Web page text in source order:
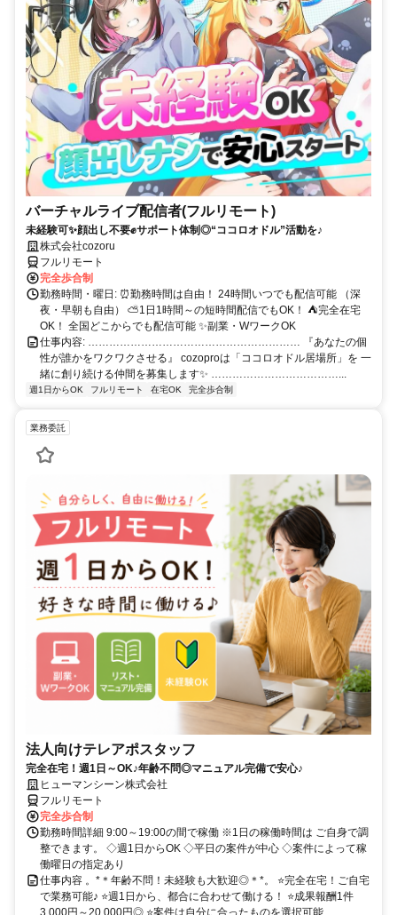
バーチャルライブ配信者(フルリモート)
未経験可✨顔出し不要✊サポート体制◎“ココロオドル”活動を♪
株式会社cozoru
フルリモート
完全歩合制
勤務時間・曜日: ⏰勤務時間は自由！ 24時間いつでも配信可能 （深
夜・早朝も自由） ⛅1日1時間～の短時間配信でもOK！ ⛺完全在宅
OK！ 全国どこからでも配信可能 ✨副業・WワークOK
仕事内容: …………………………………………………… 『あなたの個
性が誰かをワクワクさせる』 cozoproは「ココロオドル居場所」を 一
緒に創り続ける仲間を募集します✨ ………………………………...
週1日からOK フルリモート 在宅OK 完全歩合制
業務委託
法人向けテレアポスタッフ
完全在宅！週1日～OK♪年齢不問◎マニュアル完備で安心♪
ヒューマンシーン株式会社
フルリモート
完全歩合制
勤務時間詳細 9:00～19:00の間で稼働 ※1日の稼働時間は ご自身で調
整できます。 ◇週1日からOK ◇平日の案件が中心 ◇案件によって稼
働曜日の指定あり
仕事内容 。*＊年齢不問！未経験も大歓迎◎＊*。 ⭐完全在宅！ご自宅
で業務可能♪ ⭐週1日から、都合に合わせて働ける！ ⭐成果報酬1件
3,000円～20,000円◎ ⭐案件は自分に合ったものを選択可能...